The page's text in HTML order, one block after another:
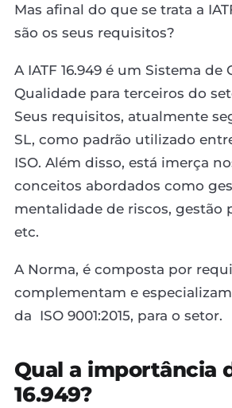
Mas afinal do que se trata a
são os seus requisitos?
A IATF 16.949 é um Sistema de
Qualidade para terceiros do
Seus requisitos, atualmente
SL, como padrão utilizado
ISO. Além disso, está imerça
conceitos abordados como
mentalidade de riscos, gestão
etc.
A Norma, é composta por
complementam e
da ISO 9001:2015, para o setor.
Qual a importância
16.949?